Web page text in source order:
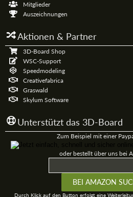
Mitglieder
Auszeichnungen
Aktionen & Partner
3D-Board Shop
WSC-Support
Speedmodeling
Creativefabrica
Graswald
Skylum Software
Unterstützt das 3D-Board
Zum Beispiel mit einer
oder bestellt über uns bei
Durch Klick auf den Button erfolgt eine